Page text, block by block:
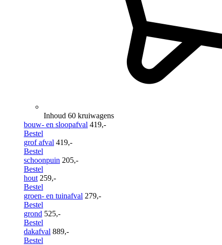
Inhoud 60 kruiwagens
bouw- en sloopafval 419,-
Bestel
grof afval 419,-
Bestel
schoonpuin 205,-
Bestel
hout 259,-
Bestel
groen- en tuinafval 279,-
Bestel
grond 525,-
Bestel
dakafval 889,-
Bestel